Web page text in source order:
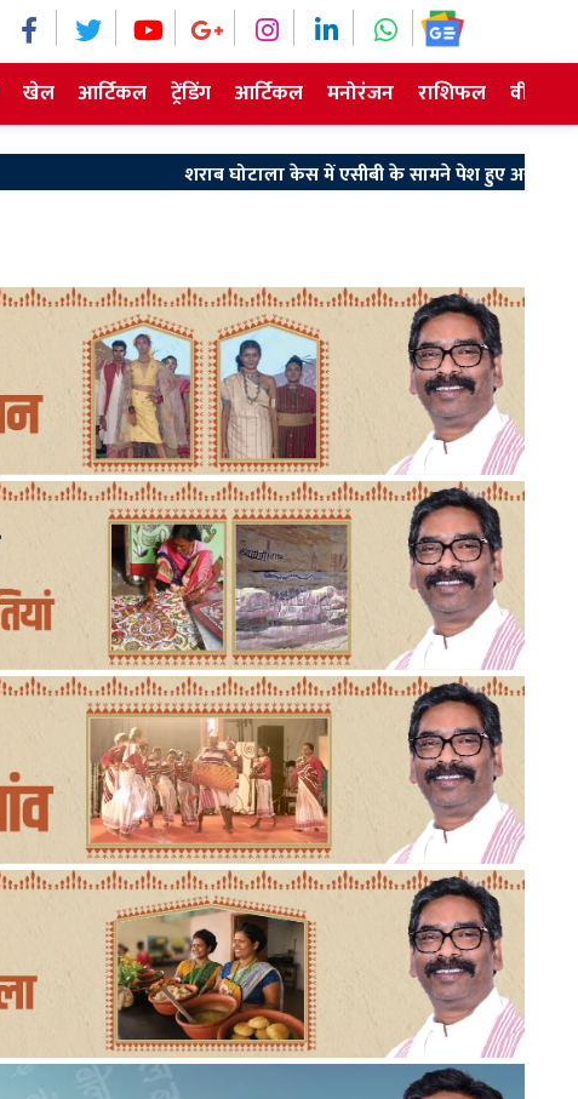
खेल आर्टिकल ट्रेंडिंग आर्टिकल मनोरंजन राशिफल वीडियो
शराब घोटाला केस में एसीबी के सामने पेश हुए अरुण सिंह, घंटों हुई पूछताछ